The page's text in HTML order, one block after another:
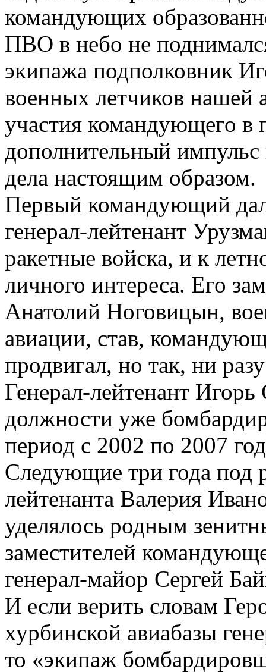
командующих
ПВО в небо не
экипажа подполковник
военных летчиков нашей
участия командующего в
дополнительный импульс
дела настоящим образом.
Первый командующий
генерал-лейтенант
ракетные войска, и к
личного интереса. Его
Анатолий Ноговицын,
авиации, став,
продвигал, но так, ни
Генерал-лейтенант Игорь
должности уже
период с 2002 по 2007
Следующие три года под
лейтенанта Валерия
уделялось родным
заместителей
генерал-майор Сергей
И если верить словам
хурбинской авиабазы
то «экипаж